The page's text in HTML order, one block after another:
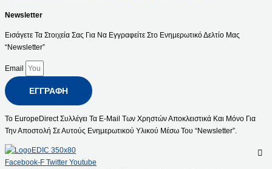
Newsletter
Εισάγετε Τα Στοιχεία Σας Για Να Εγγραφείτε Στο Ενημερωτικό Δελτίο Μας
“Newsletter”
Email
ΕΓΓΡΑΦΉ
Το EuropeDirect Συλλέγει Τα E-Mail Των Χρηστών Αποκλειστικά Και Μόνο Για
Την Αποστολή Σε Αυτούς Ενημερωτικού Υλικού Μέσω Του “Newsletter”.
Facebook-F Twitter Youtube